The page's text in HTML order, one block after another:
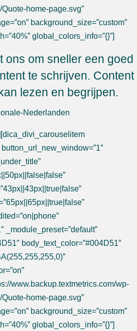
home-page.svg”
background_size=”custom”
global_colors_info=”{}”]
ons om sneller een goed
te schrijven. Content
lezen en begrijpen.
Nederlanden
_module_preset=”default”
body_text_color=”#004D51″
www.backup.textmetrics.com/wp-
home-page.svg”
background_size=”custom”
global_colors_info=”{}”]